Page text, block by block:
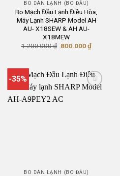
BO DÀN LẠNH (BO ĐẦU)
Bo Mạch Đầu Lạnh Điều Hòa,
Máy Lạnh SHARP Model AH
AU- X18SEW & AH AU-
X18MEW
1.200.000₫ Giá
800.000₫Giá
800.000 ₫.
-35%
BO DÀN LẠNH (BO ĐẦU)